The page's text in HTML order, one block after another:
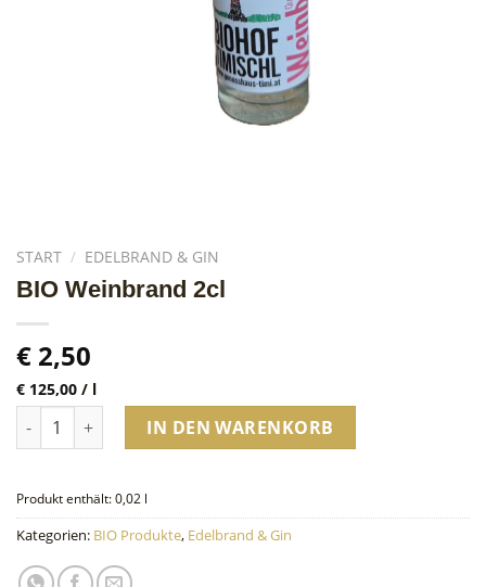
START / EDELBRAND & GIN
BIO Weinbrand 2cl
€ 2,50
€ 125,00/ l
BIO Weinbrand 2cl MengeIN DEN WARENKORB
Produkt enthält: 0,02 l
Kategorien: BIO Produkte, Edelbrand & Gin